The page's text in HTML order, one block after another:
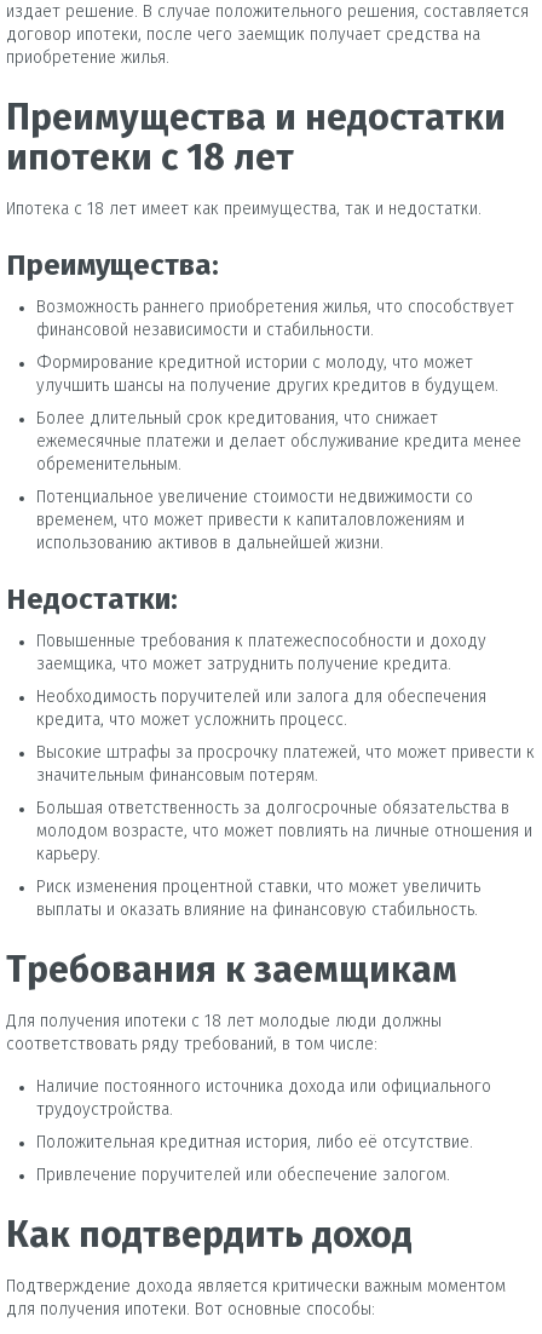
издает решение. В случае положительного решения, составляется
договор ипотеки, после чего заемщик получает средства на
приобретение жилья.
Преимущества и недостатки
ипотеки с 18 лет
Ипотека с 18 лет имеет как преимущества, так и недостатки.
Преимущества:
Возможность раннего приобретения жилья, что способствует
финансовой независимости и стабильности.
Формирование кредитной истории с молоду, что может
улучшить шансы на получение других кредитов в будущем.
Более длительный срок кредитования, что снижает
ежемесячные платежи и делает обслуживание кредита менее
обременительным.
Потенциальное увеличение стоимости недвижимости со
временем, что может привести к капиталовложениям и
использованию активов в дальнейшей жизни.
Недостатки:
Повышенные требования к платежеспособности и доходу
заемщика, что может затруднить получение кредита.
Необходимость поручителей или залога для обеспечения
кредита, что может усложнить процесс.
Высокие штрафы за просрочку платежей, что может привести к
значительным финансовым потерям.
Большая ответственность за долгосрочные обязательства в
молодом возрасте, что может повлиять на личные отношения и
карьеру.
Риск изменения процентной ставки, что может увеличить
выплаты и оказать влияние на финансовую стабильность.
Требования к заемщикам
Для получения ипотеки с 18 лет молодые люди должны
соответствовать ряду требований, в том числе:
Наличие постоянного источника дохода или официального
трудоустройства.
Положительная кредитная история, либо её отсутствие.
Привлечение поручителей или обеспечение залогом.
Как подтвердить доход
Подтверждение дохода является критически важным моментом
для получения ипотеки. Вот основные способы: